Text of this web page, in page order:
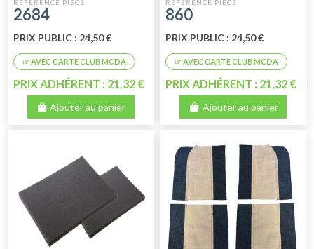
2684
PRIX PUBLIC : 24,50 €
PRIX ADHÉRENT : 21,32 €
Ajouter au panier
860
PRIX PUBLIC : 24,50 €
PRIX ADHÉRENT : 21,32 €
Ajouter au panier